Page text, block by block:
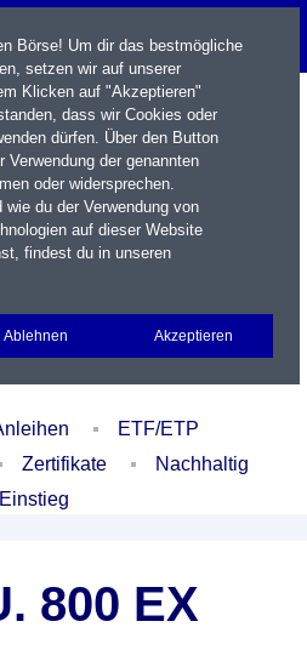
Portfolio Login
ETF/ETP
Zertifikate
Nachhaltig
Einstieg
800 EX
Börse! Um dir das bestmögliche
setzen wir auf unserer
Klicken auf "Akzeptieren"
dass wir Cookies oder
dürfen. Über den Button
der genannten
oder widersprechen.
du der Verwendung von
auf dieser Website
findest du in unseren
Ablehnen Akzeptieren